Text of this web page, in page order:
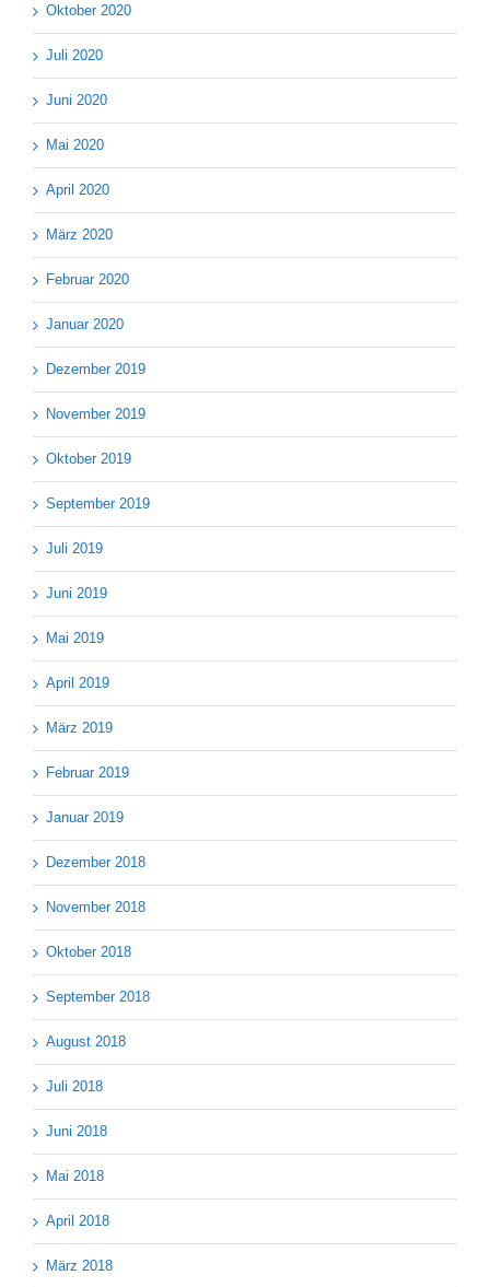
Oktober 2020
Juli 2020
Juni 2020
Mai 2020
April 2020
März 2020
Februar 2020
Januar 2020
Dezember 2019
November 2019
Oktober 2019
September 2019
Juli 2019
Juni 2019
Mai 2019
April 2019
März 2019
Februar 2019
Januar 2019
Dezember 2018
November 2018
Oktober 2018
September 2018
August 2018
Juli 2018
Juni 2018
Mai 2018
April 2018
März 2018